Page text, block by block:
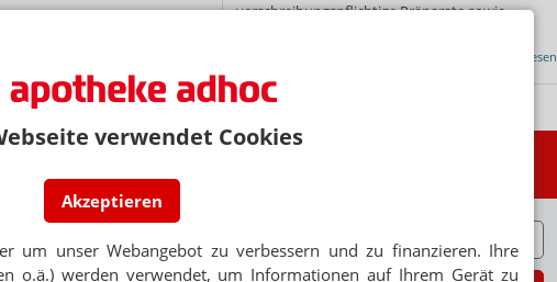
verwendet Cookies
Akzeptieren
um unser Webangebot zu verbessern und zu finanzieren. Ihre
o.ä.) werden verwendet, um Informationen auf Ihrem Gerät zu
übrig. Max
in Kiel, Neumünster und
Mehrheitsgesellschafter bei
mit Stefan
das Erbe der
angetreten.
Niederlassung in
Fiebig mit Standorten in
dem nördlichen Baden-
verschreibungspflichtige Präparate sowie...
Alle Porträts lesen